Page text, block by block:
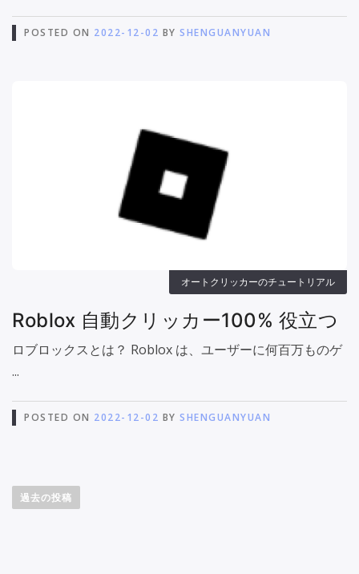
POSTED ON 2022-12-02 BY SHENGUANYUAN
オートクリッカーのチュートリアル
Roblox 自動クリッカー100% 役立つ
ロブロックスとは？ Roblox は、ユーザーに何百万ものゲ
...
POSTED ON 2022-12-02 BY SHENGUANYUAN
稿
ナ
ビ
過去の投稿